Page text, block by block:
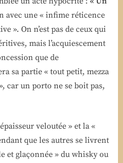
avec une « infime réticence
». On n’est pas de ceux qui
mais l’acquiescement
que de
sa partie « tout petit, mezza
car un porto ne se boit pas,
veloutée » et la «
que les autres se livrent
et glaçonnée » du whisky ou